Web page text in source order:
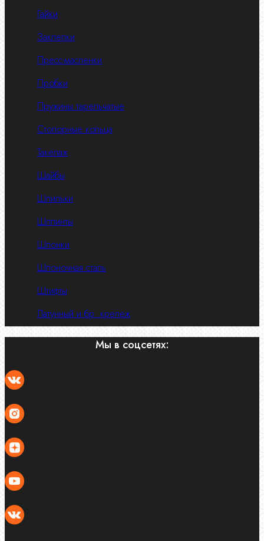
Гайки
Заклепки
Пресс-масленки
Пробки
Пружины тарельчатые
Стопорные кольца
Такелаж
Шайбы
Шпильки
Шплинты
Шпонки
Шпоночная сталь
Штифты
Латунный и бр. крепеж
Мы в соцсетях: